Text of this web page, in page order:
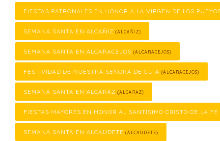
FIESTAS PATRONALES EN HONOR A LA VIRGEN DE LOS
SEMANA SANTA EN ALCAÑIZ (ALCAÑIZ)
SEMANA SANTA EN ALCARACEJOS (ALCARACEJOS)
FESTIVIDAD DE NUESTRA SEÑORA DE GUÍA (ALCARACEJOS)
SEMANA SANTA EN ALCARAZ (ALCARAZ)
FIESTAS MAYORES EN HONOR AL SANTÍSIMO CRISTO DE LA FE
SEMANA SANTA EN ALCAUDETE (ALCAUDETE)